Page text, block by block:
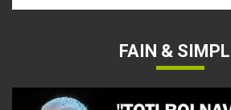
FAIN &